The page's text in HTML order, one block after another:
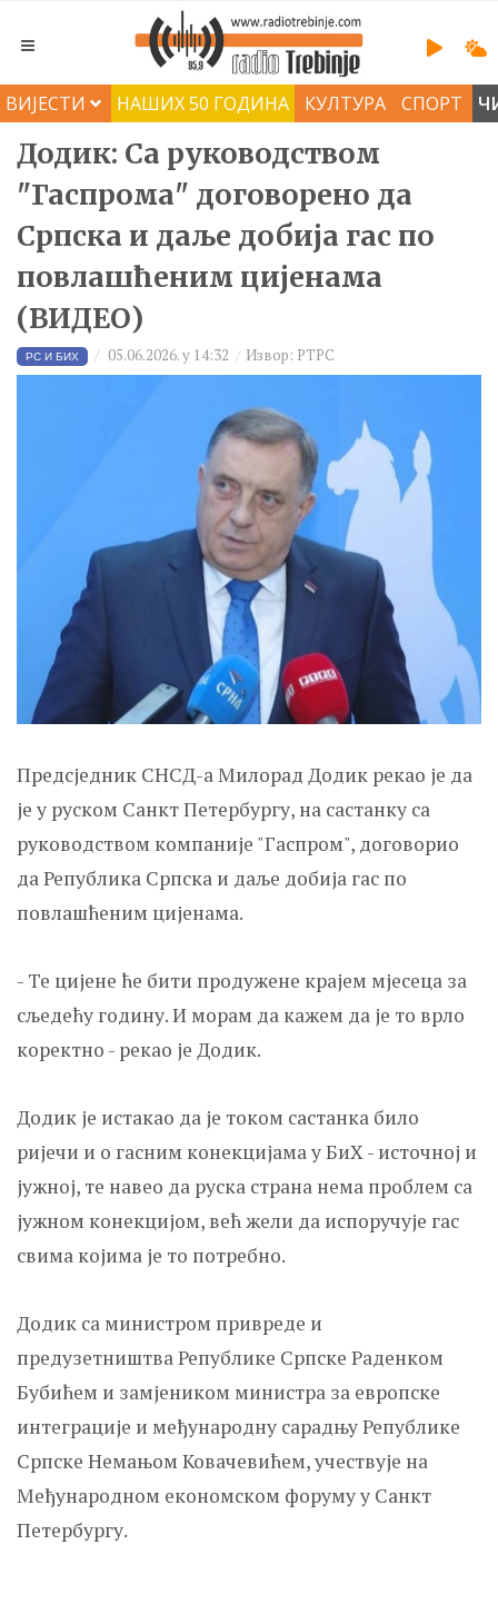
ВИЈЕСТИ НАШИХ 50 ГОДИНА КУЛТУРА СПОРТ
Додик: Са руководством
"Гаспрома" договорено да
Српска и даље добија гас по
повлашћеним цијенама
(ВИДЕО)
РС И БИХ 05.06.2026. у 14:32 Извор: РТРС
Предсједник СНСД-а Милорад Додик рекао је да
је у руском Санкт Петербургу, на састанку са
руководством компаније "Гаспром", договорио
да Република Српска и даље добија гас по
повлашћеним цијенама.
- Те цијене ће бити продужене крајем мјесеца за
сљедећу годину. И морам да кажем да је то врло
коректно - рекао је Додик.
Додик је истакао да је током састанка било
ријечи и о гасним конекцијама у БиХ - источној и
јужној, те навео да руска страна нема проблем са
јужном конекцијом, већ жели да испоручује гас
свима којима је то потребно.
Додик са министром привреде и
предузетништва Републике Српске Раденком
Бубићем и замјеником министра за европске
интеграције и међународну сарадњу Републике
Српске Немањом Ковачевићем, учествује на
Међународном економском форуму у Санкт
Петербургу.